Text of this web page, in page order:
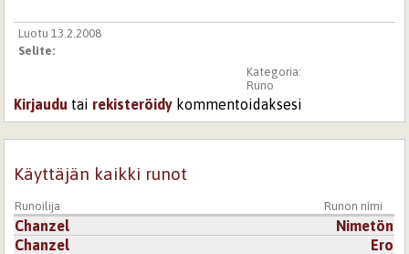
Luotu 13.2.2008
Selite:
Kategoria:
Runo
Kirjaudu tai rekisteröidy kommentoidaksesi
Käyttäjän kaikki runot
Runoilija Runon nimi
Chanzel
Nimetön
Chanzel
Ero